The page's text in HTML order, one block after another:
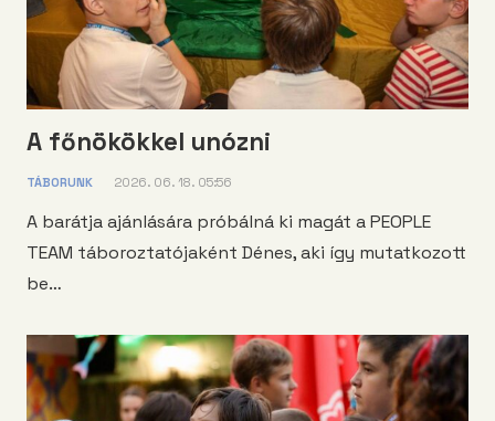
A főnökökkel unózni
TÁBORUNK 2026. 06. 18. 05:56
A barátja ajánlására próbálná ki magát a PEOPLE
TEAM táboroztatójaként Dénes, aki így mutatkozott
be…